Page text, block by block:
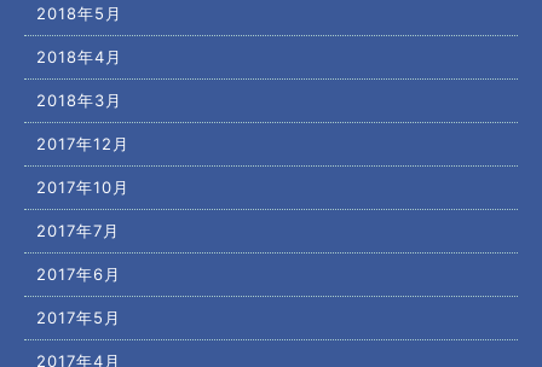
2018年5月
2018年4月
2018年3月
2017年12月
2017年10月
2017年7月
2017年6月
2017年5月
2017年4月